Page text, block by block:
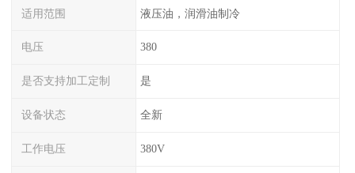
适用范围 液压油，润滑油制冷
电压 380
是否支持加工定制 是
设备状态 全新
工作电压 380V